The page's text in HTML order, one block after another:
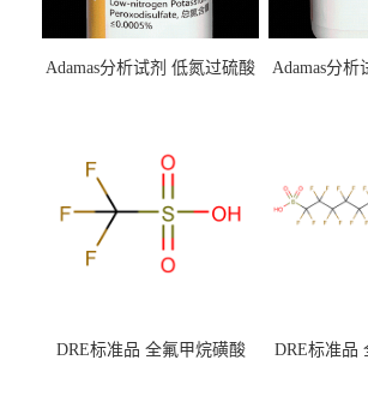
Adamas分析试剂 低氮过硫酸
（泰坦现货供应）
Adamas分
DRE标准品 全氟甲烷磺酸
DRE标准品